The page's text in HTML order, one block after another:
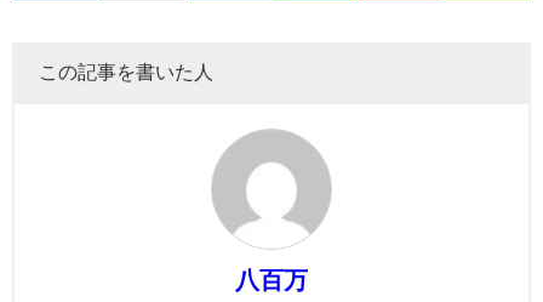
この記事を書いた人
八百万